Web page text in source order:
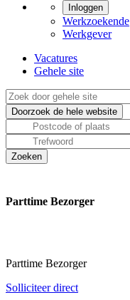
Inloggen
Werkzoekende
Werkgever
Vacatures
Gehele site
Parttime Bezorger
Parttime Bezorger
Solliciteer direct